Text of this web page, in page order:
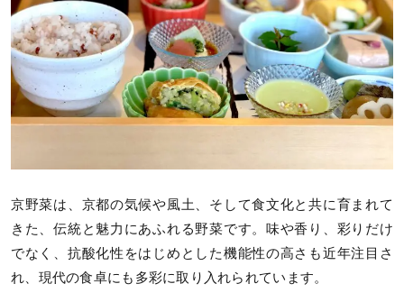
京野菜は、京都の気候や風土、そして食文化と共に育まれて
きた、伝統と魅力にあふれる野菜です。味や香り、彩りだけ
でなく、抗酸化性をはじめとした機能性の高さも近年注目さ
れ、現代の食卓にも多彩に取り入れられています。